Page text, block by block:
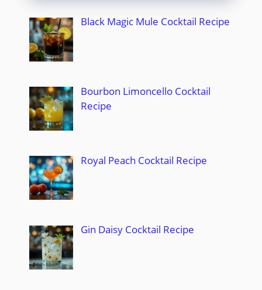
Black Magic Mule Cocktail Recipe
Bourbon Limoncello Cocktail
Recipe
Royal Peach Cocktail Recipe
Gin Daisy Cocktail Recipe